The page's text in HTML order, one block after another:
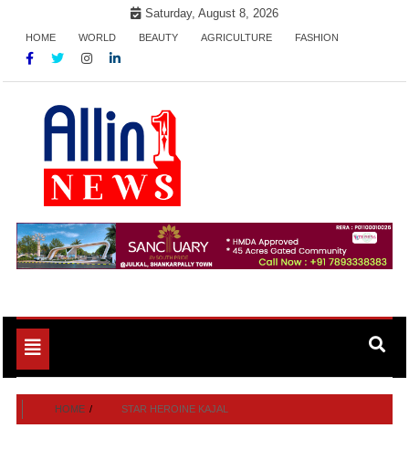
content
Saturday, August 8, 2026
HOME WORLD BEAUTY AGRICULTURE FASHION
Allin1news
Toggle
navigation
HOME STAR HEROINE KAJAL